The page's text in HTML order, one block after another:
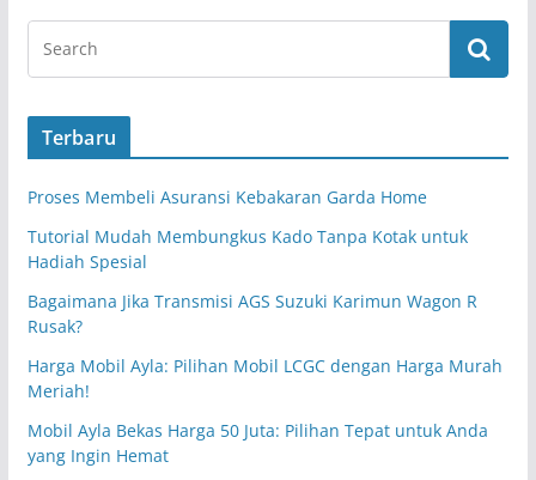
Terbaru
Proses Membeli Asuransi Kebakaran Garda Home
Tutorial Mudah Membungkus Kado Tanpa Kotak untuk
Hadiah Spesial
Bagaimana Jika Transmisi AGS Suzuki Karimun Wagon R
Rusak?
Harga Mobil Ayla: Pilihan Mobil LCGC dengan Harga Murah
Meriah!
Mobil Ayla Bekas Harga 50 Juta: Pilihan Tepat untuk Anda
yang Ingin Hemat